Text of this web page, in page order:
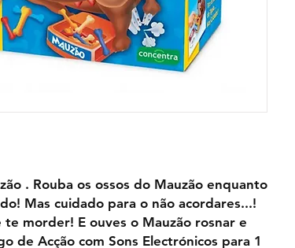
. Rouba os ossos do Mauzão enquanto
Mas cuidado para o não acordares...!
morder! E ouves o Mauzão rosnar e
de Acção com Sons Electrónicos para 1